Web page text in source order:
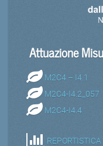
Attuazione
M2C4 – I4.1
M2C4-I4.2_057
M2C4-I4.4
REPORTISTICA